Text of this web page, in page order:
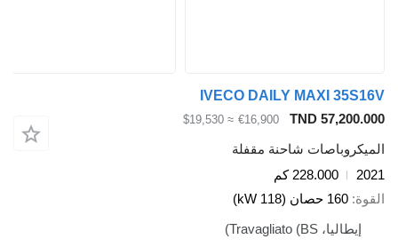
IVECO DAILY MAXI
TND
€16,900
≈ $19,530
شاحنة مقفلة
228.000 كم
160 حصان (118 kW)
إيطاليا، Travagliato (BS)